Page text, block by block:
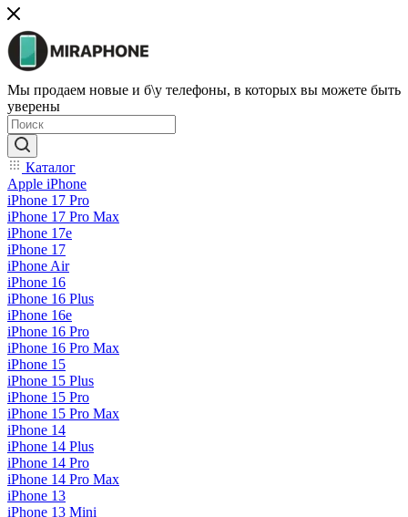
Мы продаем новые и б\у телефоны, в которых вы можете быть
уверены
Каталог
Apple iPhone
iPhone 17 Pro
iPhone 17 Pro Max
iPhone 17e
iPhone 17
iPhone Air
iPhone 16
iPhone 16 Plus
iPhone 16e
iPhone 16 Pro
iPhone 16 Pro Max
iPhone 15
iPhone 15 Plus
iPhone 15 Pro
iPhone 15 Pro Max
iPhone 14
iPhone 14 Plus
iPhone 14 Pro
iPhone 14 Pro Max
iPhone 13
iPhone 13 Mini